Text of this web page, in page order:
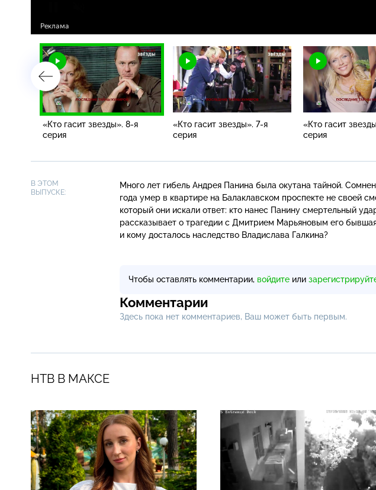
«Кто гасит звезды». 8-я
серия
«Кто гасит звезды». 7-я
серия
«Кто гасит
серия
В ЭТОМ
ВЫПУСКЕ:
Много лет гибель Андрея Панина была окутана тайной.
года умер в квартире на Балаклавском проспекте не своей
который они искали ответ: кто нанес Панину смертельный
рассказывает о трагедии с Дмитрием Марьяновым его
и кому досталось наследство Владислава Галкина?
Чтобы оставлять комментарии, войдите или
Комментарии
Здесь пока нет комментариев, Ваш может быть первым.
НТВ В МАКСЕ